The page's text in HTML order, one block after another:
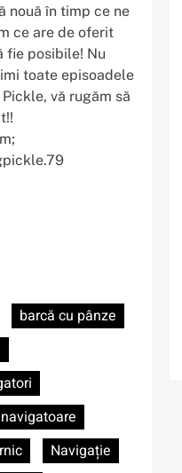
nouă în timp ce ne
ce are de oferit
fie posibile! Nu
toate episoadele
vă rugăm să
barcă cu pânze
Navigație